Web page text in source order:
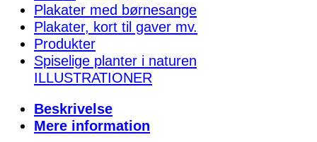
Plakater med børnesange
Plakater, kort til gaver mv.
Produkter
Spiselige planter i naturen
ILLUSTRATIONER
Beskrivelse
Mere information